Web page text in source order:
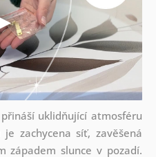
uklidňující atmosféru
zachycena síť, zavěšená
západem slunce v pozadí.